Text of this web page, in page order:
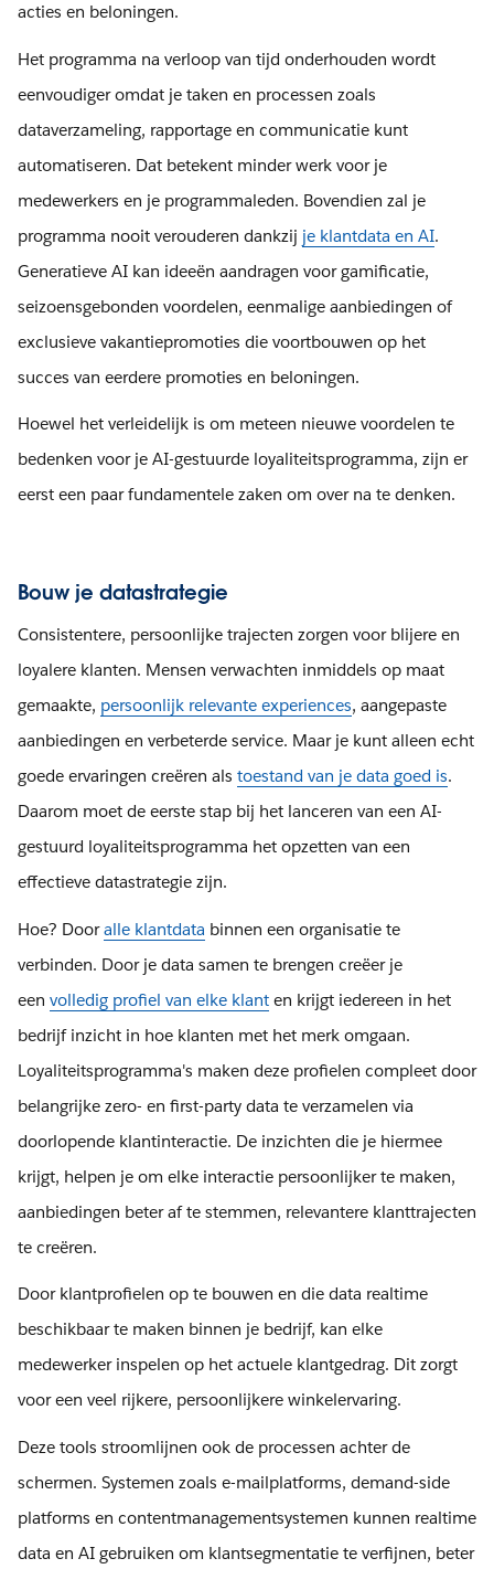
acties en beloningen.
Het programma na verloop van tijd onderhouden wordt
eenvoudiger omdat je taken en processen zoals
dataverzameling, rapportage en communicatie kunt
automatiseren. Dat betekent minder werk voor je
medewerkers en je programmaleden. Bovendien zal je
programma nooit verouderen dankzij je klantdata en AI.
Generatieve AI kan ideeën aandragen voor gamificatie,
seizoensgebonden voordelen, eenmalige aanbiedingen of
exclusieve vakantiepromoties die voortbouwen op het
succes van eerdere promoties en beloningen.
Hoewel het verleidelijk is om meteen nieuwe voordelen te
bedenken voor je AI-gestuurde loyaliteitsprogramma, zijn er
eerst een paar fundamentele zaken om over na te denken.
Bouw je datastrategie
Consistentere, persoonlijke trajecten zorgen voor blijere en
loyalere klanten. Mensen verwachten inmiddels op maat
gemaakte, persoonlijk relevante experiences, aangepaste
aanbiedingen en verbeterde service. Maar je kunt alleen echt
goede ervaringen creëren als toestand van je data goed is.
Daarom moet de eerste stap bij het lanceren van een AI-
gestuurd loyaliteitsprogramma het opzetten van een
effectieve datastrategie zijn.
Hoe? Dooralle klantdata binnen een organisatie te
verbinden. Door je data samen te brengen creëer je
een volledig profiel van elke klant en krijgt iedereen in het
bedrijf inzicht in hoe klanten met het merk omgaan.
Loyaliteitsprogramma's maken deze profielen compleet door
belangrijke zero- en first-party data te verzamelen via
doorlopende klantinteractie. De inzichten die je hiermee
krijgt, helpen je om elke interactie persoonlijker te maken,
aanbiedingen beter af te stemmen, relevantere klanttrajecten
te creëren.
Door klantprofielen op te bouwen en die data realtime
beschikbaar te maken binnen je bedrijf, kan elke
medewerker inspelen op het actuele klantgedrag. Dit zorgt
voor een veel rijkere, persoonlijkere winkelervaring.
Deze tools stroomlijnen ook de processen achter de
schermen. Systemen zoals e-mailplatforms, demand-side
platforms en contentmanagementsystemen kunnen realtime
data en AI gebruiken om klantsegmentatie te verfijnen, beter